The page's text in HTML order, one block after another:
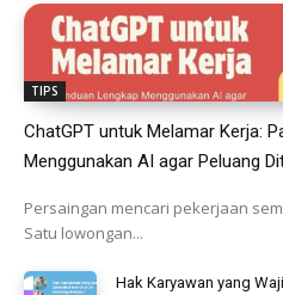
TIPS
ChatGPT untuk Melamar Kerja:
Menggunakan AI agar Peluang
Persaingan mencari pekerjaan
Satu lowongan...
Hak Karyawan yang